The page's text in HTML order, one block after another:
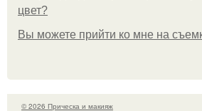
цвет?
Вы можете прийти ко мне на
© 2026 Прическа и макияж